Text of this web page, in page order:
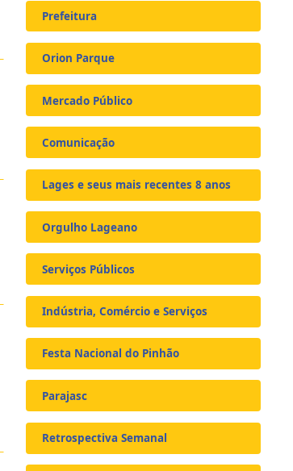
Prefeitura
Orion Parque
Mercado Público
Comunicação
Lages e seus mais recentes 8 anos
Orgulho Lageano
Serviços Públicos
Indústria, Comércio e Serviços
Festa Nacional do Pinhão
Parajasc
Retrospectiva Semanal